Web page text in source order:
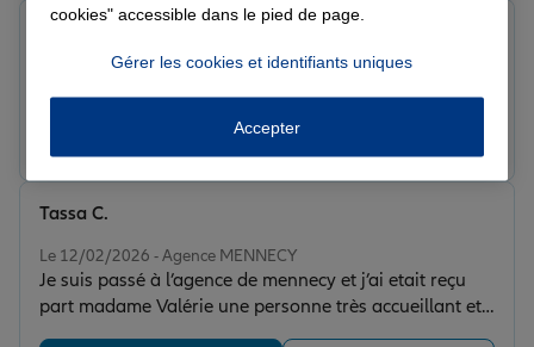
Le 09/04/2026 - Agence MENNECY
Prendre un RDV
Le 12/02/2026 - Agence MENNECY
Je suis passé à l’agence de mennecy et j’ai etait reçu
part madame Valérie une personne très accueillant et
professionnelle
Tassa C.
cookies" accessible dans le pied de page.
Gérer les cookies et identifiants uniques
Accepter